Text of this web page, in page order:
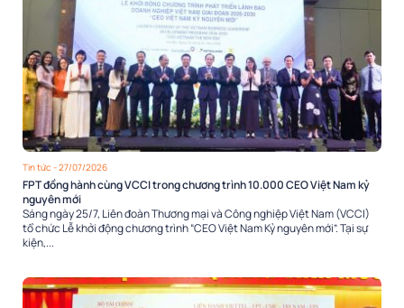
Tin tức - 27/07/2026
FPT đồng hành cùng VCCI trong chương trình 10.000 CEO Việt Nam kỷ
nguyên mới
Sáng ngày 25/7, Liên đoàn Thương mại và Công nghiệp Việt Nam (VCCI)
tổ chức Lễ khởi động chương trình “CEO Việt Nam Kỷ nguyên mới”. Tại sự
kiện,...